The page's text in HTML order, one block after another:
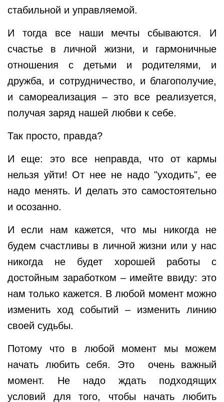
стабильной и управляемой.
И тогда все наши мечты сбываются. И
счастье в личной жизни, и гармоничные
отношения с детьми и родителями, и
дружба, и сотрудничество, и благополучие,
и самореализация – это все реализуется,
получая заряд нашей любви к себе.
Так просто, правда?
И еще: это все неправда, что от кармы
нельзя уйти! От нее не надо "уходить", ее
надо менять. И делать это самостоятельно
и осозанно.
И если нам кажется, что мы никогда не
будем счастливы в личной жизни или у нас
никогда не будет хорошей работы с
достойным заработком – имейте ввиду: это
нам только кажется. В любой момент можно
изменить ход событий – изменить линию
своей судьбы.
Потому что в любой момент мы можем
начать любить себя. Это очень важный
момент. Не надо ждать подходящих
условий для того, чтобы начать любить